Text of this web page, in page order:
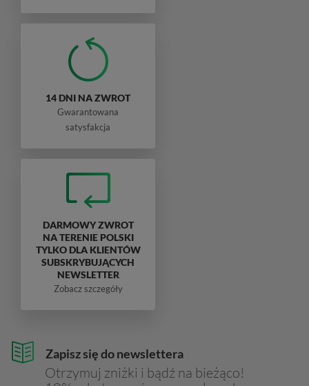
Zapisz się do newslettera
Otrzymuj zniżki i bądź na bieżąco!
14 DNI NA ZWROT
Gwarantowana
satysfakcja
DARMOWY ZWROT
NA TERENIE POLSKI
TYLKO DLA KLIENTÓW
SUBSKRYBUJĄCYCH
NEWSLETTER
Zobacz szczegóły